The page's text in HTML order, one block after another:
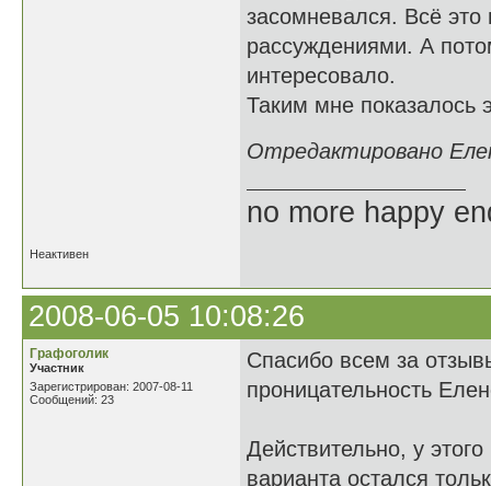
засомневался. Всё
рассуждениями. А
интересовало.
Таким мне показалось
Отредактировано
no more happy
Неактивен
2008-06-05 10:08:26
Графоголик
Участник
Зарегистрирован: 2007-08-11
Сообщений: 23
Спасибо всем за
проницательность
Действительно, у
варианта остался